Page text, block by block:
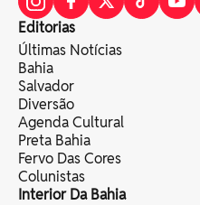
Editorias
Últimas Notícias
Bahia
Salvador
Diversão
Agenda Cultural
Preta Bahia
Fervo Das Cores
Colunistas
Interior Da Bahia